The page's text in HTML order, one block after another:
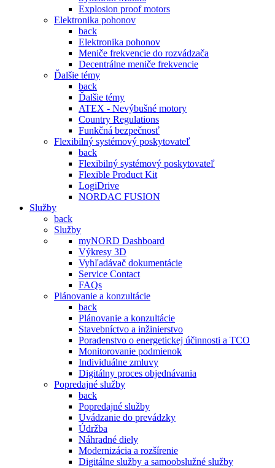
Explosion proof motors
Elektronika pohonov
back
Elektronika pohonov
Meniče frekvencie do rozvádzača
Decentrálne meniče frekvencie
Ďalšie témy
back
Ďalšie témy
ATEX - Nevýbušné motory
Country Regulations
Funkčná bezpečnosť
Flexibilný systémový poskytovateľ
back
Flexibilný systémový poskytovateľ
Flexible Product Kit
LogiDrive
NORDAC FUSION
Služby
back
Služby
myNORD Dashboard
Výkresy 3D
Vyhľadávač dokumentácie
Service Contact
FAQs
Plánovanie a konzultácie
back
Plánovanie a konzultácie
Stavebníctvo a inžinierstvo
Poradenstvo o energetickej účinnosti a TCO
Monitorovanie podmienok
Individuálne zmluvy
Digitálny proces objednávania
Popredajné služby
back
Popredajné služby
Uvádzanie do prevádzky
Údržba
Náhradné diely
Modernizácia a rozšírenie
Digitálne služby a samoobslužné služby